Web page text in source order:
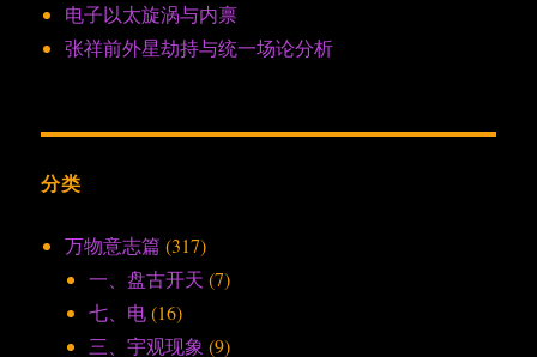
电子以太旋涡与内禀
张祥前外星劫持与统一场论分析
分类
万物意志篇 (317)
一、盘古开天 (7)
七、电(16)
三、宇观现象 (9)